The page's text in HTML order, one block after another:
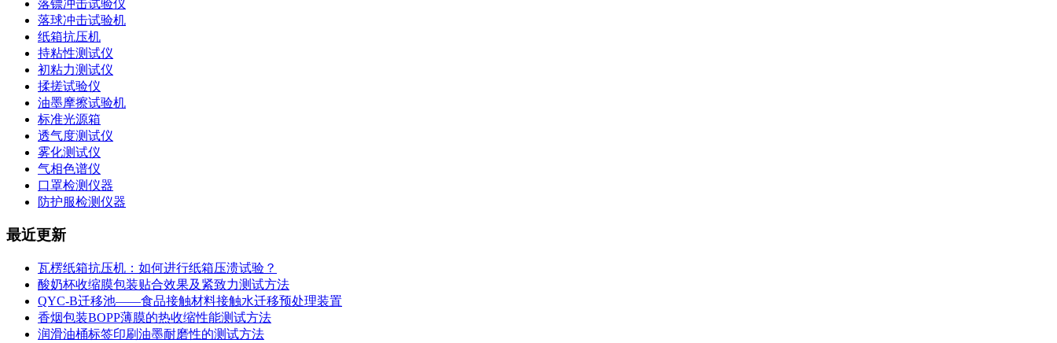
落镖冲击试验仪
落球冲击试验机
纸箱抗压机
持粘性测试仪
初粘力测试仪
揉搓试验仪
油墨摩擦试验机
标准光源箱
透气度测试仪
雾化测试仪
气相色谱仪
口罩检测仪器
防护服检测仪器
最近更新
瓦楞纸箱抗压机：如何进行纸箱压溃试验？
酸奶杯收缩膜包装贴合效果及紧致力测试方法
QYC-B迁移池——食品接触材料接触水迁移预处理装置
香烟包装BOPP薄膜的热收缩性能测试方法
润滑油桶标签印刷油墨耐磨性的测试方法